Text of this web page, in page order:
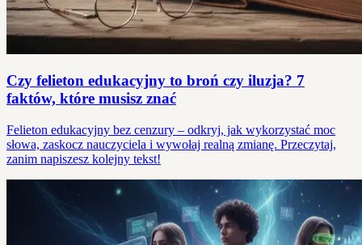
Czy felieton edukacyjny to broń czy iluzja? 7
faktów, które musisz znać
Felieton edukacyjny bez cenzury – odkryj, jak wykorzystać moc
słowa, zaskocz nauczyciela i wywołaj realną zmianę. Przeczytaj,
zanim napiszesz kolejny tekst!